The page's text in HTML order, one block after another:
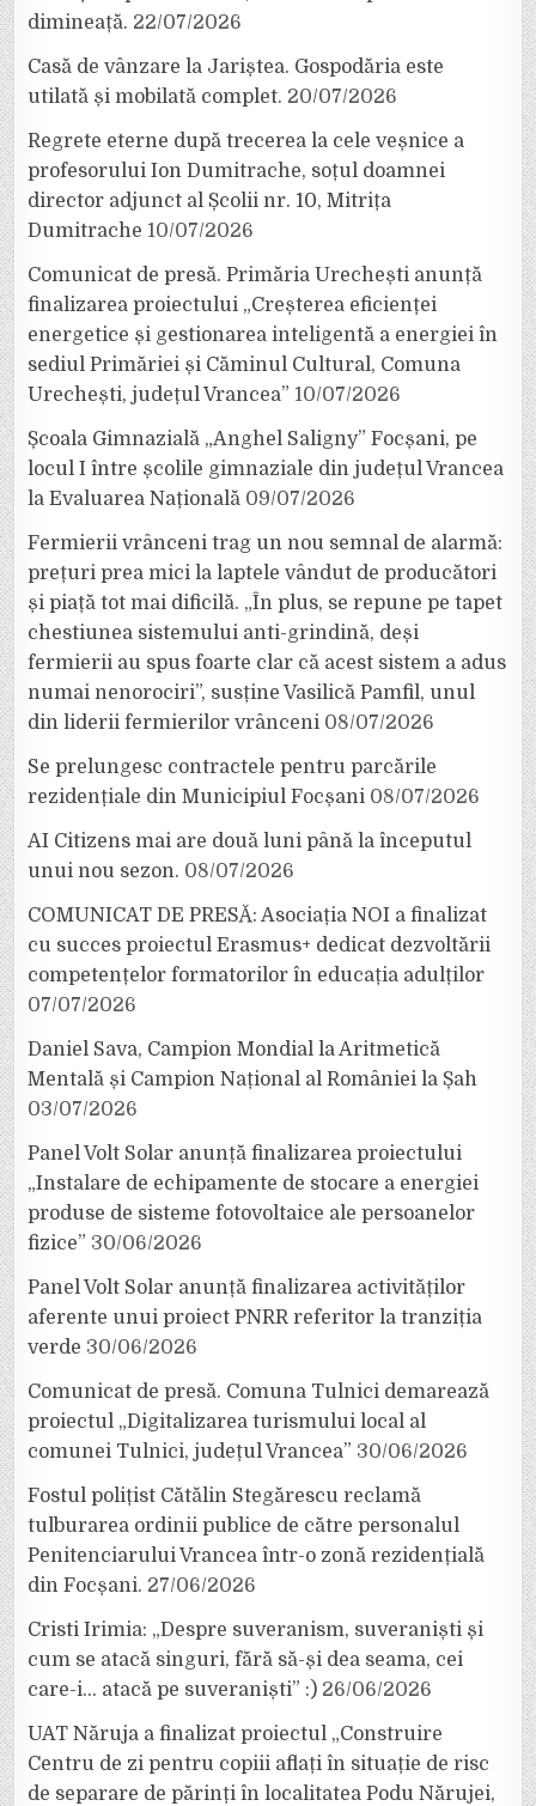
dimineață. 22/07/2026
Casă de vânzare la Jariștea. Gospodăria este
utilată și mobilată complet. 20/07/2026
Regrete eterne după trecerea la cele veșnice a
profesorului Ion Dumitrache, soțul doamnei
director adjunct al Școlii nr. 10, Mitrița
Dumitrache 10/07/2026
Comunicat de presă. Primăria Urechești anunță
finalizarea proiectului „Creșterea eficienței
energetice și gestionarea inteligentă a energiei în
sediul Primăriei și Căminul Cultural, Comuna
Urechești, județul Vrancea” 10/07/2026
Școala Gimnazială „Anghel Saligny” Focșani, pe
locul I între școlile gimnaziale din județul Vrancea
la Evaluarea Națională 09/07/2026
Fermierii vrânceni trag un nou semnal de alarmă:
prețuri prea mici la laptele vândut de producători
și piață tot mai dificilă. „În plus, se repune pe tapet
chestiunea sistemului anti-grindină, deși
fermierii au spus foarte clar că acest sistem a adus
numai nenorociri”, susține Vasilică Pamfil, unul
din liderii fermierilor vrânceni 08/07/2026
Se prelungesc contractele pentru parcările
rezidențiale din Municipiul Focșani 08/07/2026
AI Citizens mai are două luni până la începutul
unui nou sezon. 08/07/2026
COMUNICAT DE PRESĂ: Asociația NOI a finalizat
cu succes proiectul Erasmus+ dedicat dezvoltării
competențelor formatorilor în educația adulților
07/07/2026
Daniel Sava, Campion Mondial la Aritmetică
Mentală și Campion Național al României la Șah
03/07/2026
Panel Volt Solar anunță finalizarea proiectului
„Instalare de echipamente de stocare a energiei
produse de sisteme fotovoltaice ale persoanelor
fizice” 30/06/2026
Panel Volt Solar anunță finalizarea activităților
aferente unui proiect PNRR referitor la tranziția
verde 30/06/2026
Comunicat de presă. Comuna Tulnici demarează
proiectul „Digitalizarea turismului local al
comunei Tulnici, județul Vrancea” 30/06/2026
Fostul polițist Cătălin Stegărescu reclamă
tulburarea ordinii publice de către personalul
Penitenciarului Vrancea într-o zonă rezidențială
din Focșani. 27/06/2026
Cristi Irimia: „Despre suveranism, suveraniști și
cum se atacă singuri, fără să-și dea seama, cei
care-i… atacă pe suveraniști” :) 26/06/2026
UAT Năruja a finalizat proiectul „Construire
Centru de zi pentru copiii aflați în situație de risc
de separare de părinți în localitatea Podu Nărujei,